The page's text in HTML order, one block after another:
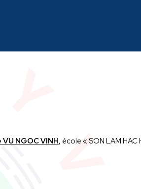
NGOC VINH, école « SON LAM HAC